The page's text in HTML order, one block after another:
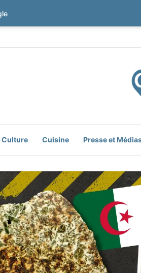
Culture Cuisine Presse et